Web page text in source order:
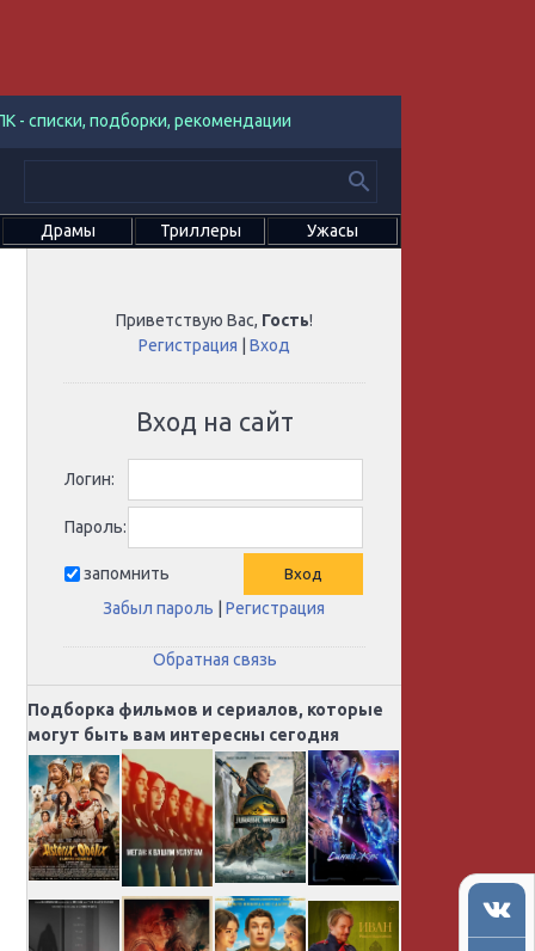
- списки, подборки, рекомендации
Драмы Триллеры Ужасы
Приветствую Вас, Гость!
Регистрация |Вход
Вход на сайт
Логин:
Пароль:
запомнить
Забыл пароль |Регистрация
Обратная связь
Подборка фильмов и сериалов, которые
могут быть вам интересны сегодня